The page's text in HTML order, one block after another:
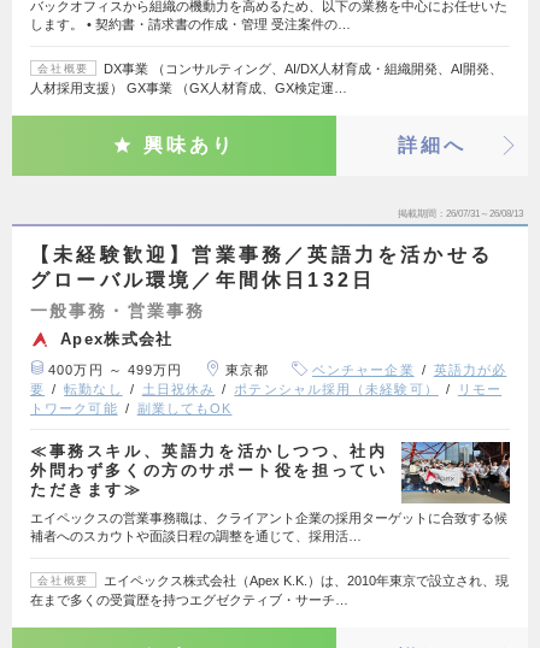
バックオフィスから組織の機動力を高めるため、以下の業務を中心にお任せいた
します。 • 契約書・請求書の作成・管理 受注案件の…
会社概要
DX事業 （コンサルティング、AI/DX人材育成・組織開発、AI開発、
人材採用支援） GX事業 （GX人材育成、GX検定運…
興味あり 詳細へ
掲載期間 26/07/31～26/08/13
【未経験歓迎】営業事務／英語力を活かせる
グローバル環境／年間休日132日
一般事務・営業事務
Apex株式会社
400万円 ～ 499万円 東京都 ベンチャー企業
英語力が必
要
転勤なし 土日祝休み ポテンシャル採用（未経験可）
リモー
トワーク可能
副業してもOK
≪事務スキル、英語力を活かしつつ、社内
外問わず多くの方のサポート役を担ってい
ただきます≫
エイペックスの営業事務職は、クライアント企業の採用ターゲットに合致する候
補者へのスカウトや面談日程の調整を通じて、採用活…
会社概要
エイペックス株式会社（Apex K.K.）は、2010年東京で設立され、現
在まで多くの受賞歴を持つエグゼクティブ・サーチ…